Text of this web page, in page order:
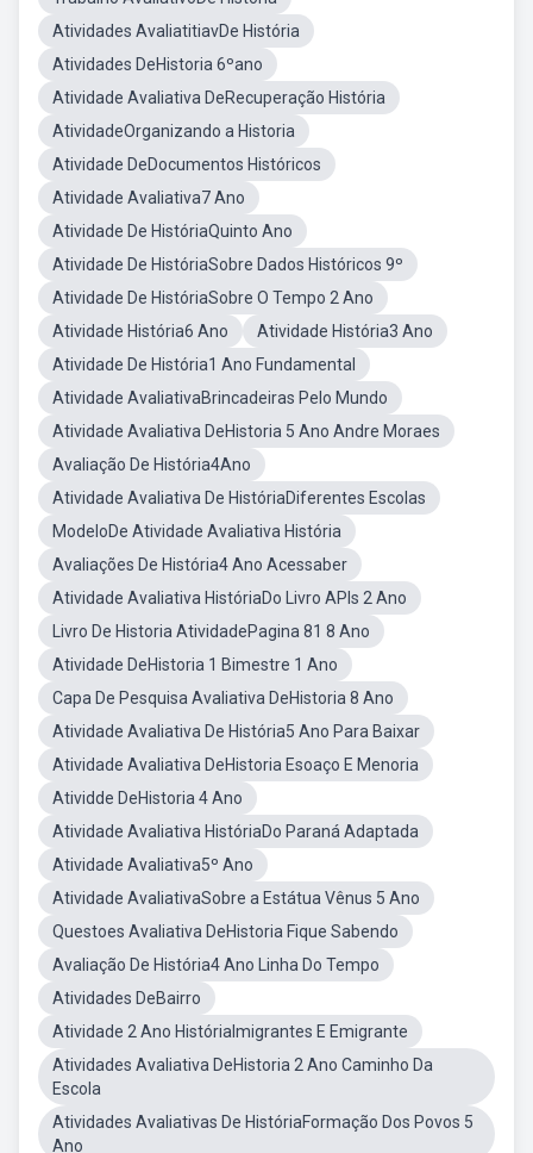
Atividades AvaliatitiavDe História
Atividades DeHistoria 6ºano
Atividade Avaliativa DeRecuperação História
AtividadeOrganizando a Historia
Atividade DeDocumentos Históricos
Atividade Avaliativa7 Ano
Atividade De HistóriaQuinto Ano
Atividade De HistóriaSobre Dados Históricos 9º
Atividade De HistóriaSobre O Tempo 2 Ano
Atividade História6 Ano
Atividade História3 Ano
Atividade De História1 Ano Fundamental
Atividade AvaliativaBrincadeiras Pelo Mundo
Atividade Avaliativa DeHistoria 5 Ano Andre Moraes
Avaliação De História4Ano
Atividade Avaliativa De HistóriaDiferentes Escolas
ModeloDe Atividade Avaliativa História
Avaliações De História4 Ano Acessaber
Atividade Avaliativa HistóriaDo Livro APIs 2 Ano
Livro De Historia AtividadePagina 81 8 Ano
Atividade DeHistoria 1 Bimestre 1 Ano
Capa De Pesquisa Avaliativa DeHistoria 8 Ano
Atividade Avaliativa De História5 Ano Para Baixar
Atividade Avaliativa DeHistoria Esoaço E Menoria
Atividde DeHistoria 4 Ano
Atividade Avaliativa HistóriaDo Paraná Adaptada
Atividade Avaliativa5º Ano
Atividade AvaliativaSobre a Estátua Vênus 5 Ano
Questoes Avaliativa DeHistoria Fique Sabendo
Avaliação De História4 Ano Linha Do Tempo
Atividades DeBairro
Atividade 2 Ano HistóriaImigrantes E Emigrante
Atividades Avaliativa DeHistoria 2 Ano Caminho Da
Escola
Atividades Avaliativas De HistóriaFormação Dos Povos 5
Ano